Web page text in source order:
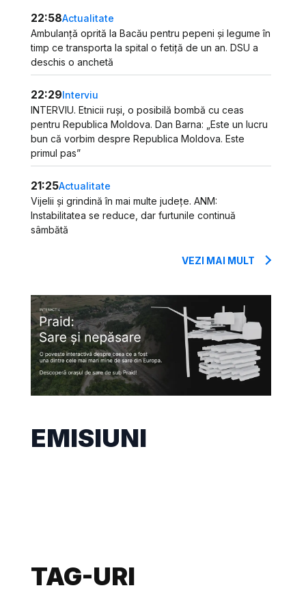
22:58Actualitate
Ambulanță oprită la Bacău pentru pepeni și legume în
timp ce transporta la spital o fetiță de un an. DSU a
deschis o anchetă
22:29Interviu
INTERVIU. Etnicii ruși, o posibilă bombă cu ceas
pentru Republica Moldova. Dan Barna: „Este un lucru
bun că vorbim despre Republica Moldova. Este
primul pas”
21:25Actualitate
Vijelii și grindină în mai multe județe. ANM:
Instabilitatea se reduce, dar furtunile continuă
sâmbătă
VEZI MAI MULT
EMISIUNI
TAG-URI